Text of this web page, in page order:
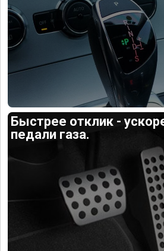
Быстрее отклик -
педали газа.